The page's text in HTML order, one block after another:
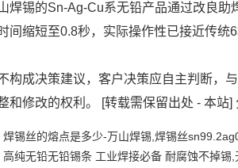
焊锡的Sn-Ag-Cu系无铅产品通过改良
间缩短至0.8秒，实际操作性已接近传统
构成决策建议，客户决策应自主判断，
和修改的权利。 [转载需保留出处 - 本站
焊锡丝的熔点是多少-万山焊锡,焊锡丝
高纯无铅无铅锡条 工业焊接必备 耐腐蚀不掉锡